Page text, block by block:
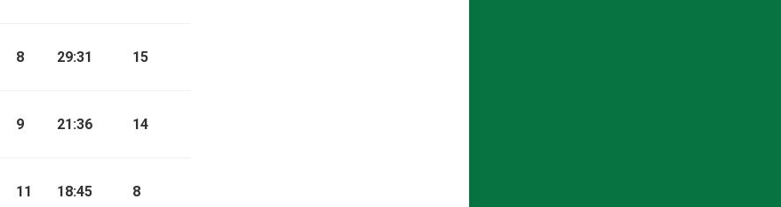
8 29:31 15
9 21:36 14
11 18:45 8